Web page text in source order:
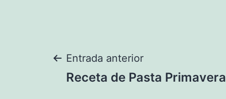
Navegación
Entrada anterior
Receta de Pasta Primavera